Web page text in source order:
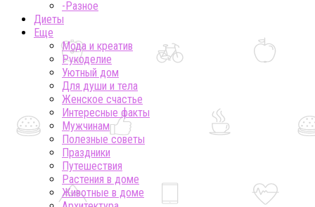
-Разное
Диеты
Еще
Мода и креатив
Рукоделие
Уютный дом
Для души и тела
Женское счастье
Интересные факты
Мужчинам
Полезные советы
Праздники
Путешествия
Растения в доме
Животные в доме